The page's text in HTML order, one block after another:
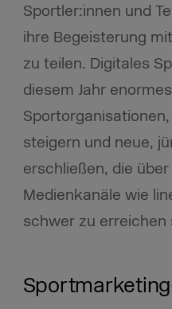
Sportler:innen und
ihre Begeisterung
zu teilen. Digitales
diesem Jahr
steigern und neue,
erschließen, die
Medienkanäle wie
schwer zu erreichen